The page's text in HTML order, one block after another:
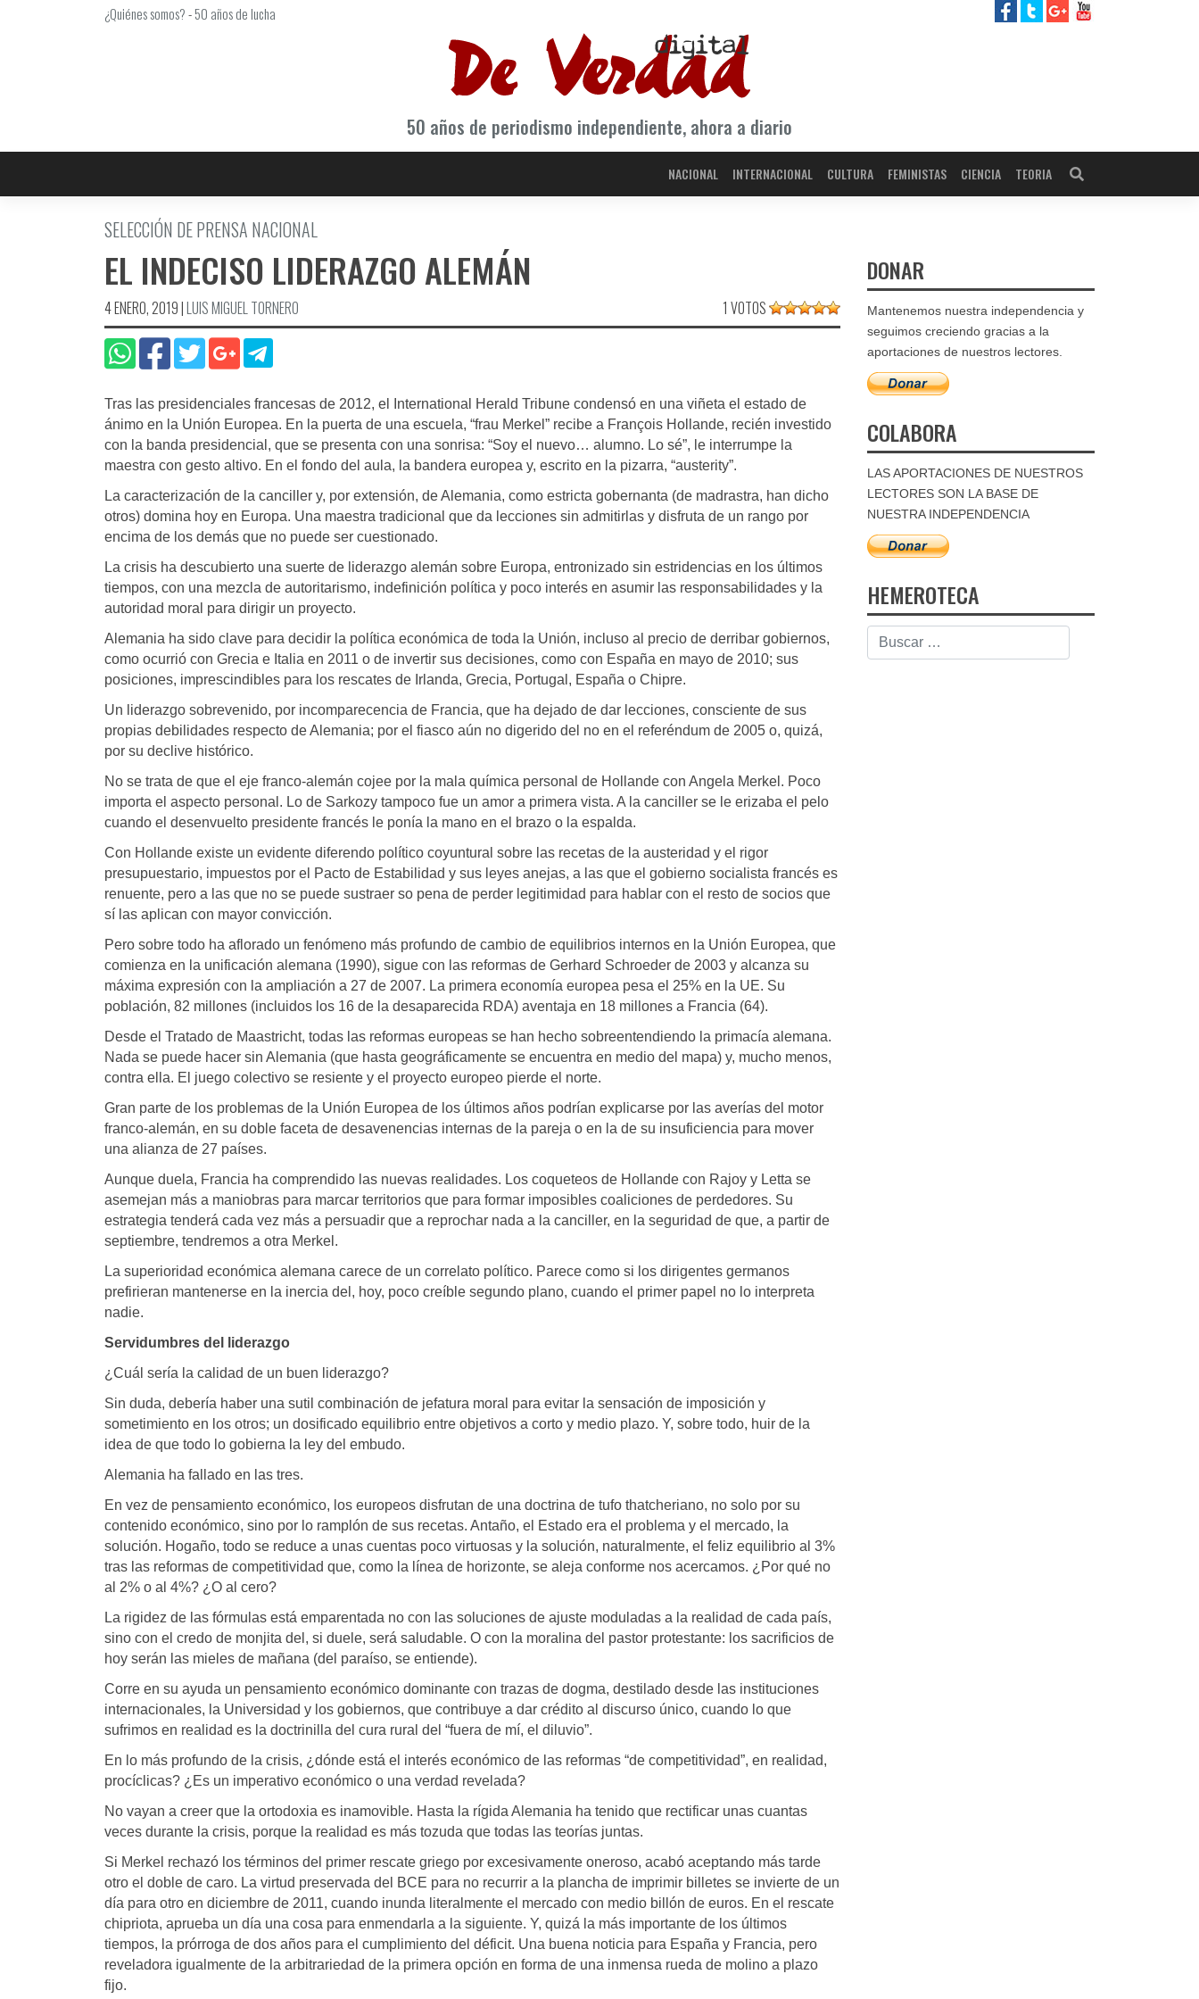
¿Quiénes somos?-50 años de lucha
50 años de periodismo independiente, ahora a diario
NACIONAL INTERNACIONAL CULTURA FEMINISTAS CIENCIA TEORIA
SELECCIÓN DE PRENSA NACIONAL
EL INDECISO LIDERAZGO ALEMÁN
4 ENERO, 2019|LUIS MIGUEL TORNERO 1 VOTOS
Tras las presidenciales francesas de 2012, el International Herald Tribune condensó en una viñeta el estado de
ánimo en la Unión Europea. En la puerta de una escuela, “frau Merkel” recibe a François Hollande, recién investido
con la banda presidencial, que se presenta con una sonrisa: “Soy el nuevo… alumno. Lo sé”, le interrumpe la
maestra con gesto altivo. En el fondo del aula, la bandera europea y, escrito en la pizarra, “austerity”.
La caracterización de la canciller y, por extensión, de Alemania, como estricta gobernanta (de madrastra, han dicho
otros) domina hoy en Europa. Una maestra tradicional que da lecciones sin admitirlas y disfruta de un rango por
encima de los demás que no puede ser cuestionado.
La crisis ha descubierto una suerte de liderazgo alemán sobre Europa, entronizado sin estridencias en los últimos
tiempos, con una mezcla de autoritarismo, indefinición política y poco interés en asumir las responsabilidades y la
autoridad moral para dirigir un proyecto.
Alemania ha sido clave para decidir la política económica de toda la Unión, incluso al precio de derribar gobiernos,
como ocurrió con Grecia e Italia en 2011 o de invertir sus decisiones, como con España en mayo de 2010; sus
posiciones, imprescindibles para los rescates de Irlanda, Grecia, Portugal, España o Chipre.
Un liderazgo sobrevenido, por incomparecencia de Francia, que ha dejado de dar lecciones, consciente de sus
propias debilidades respecto de Alemania; por el fiasco aún no digerido del no en el referéndum de 2005 o, quizá,
por su declive histórico.
No se trata de que el eje franco-alemán cojee por la mala química personal de Hollande con Angela Merkel. Poco
importa el aspecto personal. Lo de Sarkozy tampoco fue un amor a primera vista. A la canciller se le erizaba el pelo
cuando el desenvuelto presidente francés le ponía la mano en el brazo o la espalda.
Con Hollande existe un evidente diferendo político coyuntural sobre las recetas de la austeridad y el rigor
presupuestario, impuestos por el Pacto de Estabilidad y sus leyes anejas, a las que el gobierno socialista francés es
renuente, pero a las que no se puede sustraer so pena de perder legitimidad para hablar con el resto de socios que
sí las aplican con mayor convicción.
Pero sobre todo ha aflorado un fenómeno más profundo de cambio de equilibrios internos en la Unión Europea, que
comienza en la unificación alemana (1990), sigue con las reformas de Gerhard Schroeder de 2003 y alcanza su
máxima expresión con la ampliación a 27 de 2007. La primera economía europea pesa el 25% en la UE. Su
población, 82 millones (incluidos los 16 de la desaparecida RDA) aventaja en 18 millones a Francia (64).
Desde el Tratado de Maastricht, todas las reformas europeas se han hecho sobreentendiendo la primacía alemana.
Nada se puede hacer sin Alemania (que hasta geográficamente se encuentra en medio del mapa) y, mucho menos,
contra ella. El juego colectivo se resiente y el proyecto europeo pierde el norte.
Gran parte de los problemas de la Unión Europea de los últimos años podrían explicarse por las averías del motor
franco-alemán, en su doble faceta de desavenencias internas de la pareja o en la de su insuficiencia para mover
una alianza de 27 países.
Aunque duela, Francia ha comprendido las nuevas realidades. Los coqueteos de Hollande con Rajoy y Letta se
asemejan más a maniobras para marcar territorios que para formar imposibles coaliciones de perdedores. Su
estrategia tenderá cada vez más a persuadir que a reprochar nada a la canciller, en la seguridad de que, a partir de
septiembre, tendremos a otra Merkel.
La superioridad económica alemana carece de un correlato político. Parece como si los dirigentes germanos
prefirieran mantenerse en la inercia del, hoy, poco creíble segundo plano, cuando el primer papel no lo interpreta
nadie.
Servidumbres del liderazgo
¿Cuál sería la calidad de un buen liderazgo?
Sin duda, debería haber una sutil combinación de jefatura moral para evitar la sensación de imposición y
sometimiento en los otros; un dosificado equilibrio entre objetivos a corto y medio plazo. Y, sobre todo, huir de la
idea de que todo lo gobierna la ley del embudo.
Alemania ha fallado en las tres.
En vez de pensamiento económico, los europeos disfrutan de una doctrina de tufo thatcheriano, no solo por su
contenido económico, sino por lo ramplón de sus recetas. Antaño, el Estado era el problema y el mercado, la
solución. Hogaño, todo se reduce a unas cuentas poco virtuosas y la solución, naturalmente, el feliz equilibrio al 3%
tras las reformas de competitividad que, como la línea de horizonte, se aleja conforme nos acercamos. ¿Por qué no
al 2% o al 4%? ¿O al cero?
La rigidez de las fórmulas está emparentada no con las soluciones de ajuste moduladas a la realidad de cada país,
sino con el credo de monjita del, si duele, será saludable. O con la moralina del pastor protestante: los sacrificios de
hoy serán las mieles de mañana (del paraíso, se entiende).
Corre en su ayuda un pensamiento económico dominante con trazas de dogma, destilado desde las instituciones
internacionales, la Universidad y los gobiernos, que contribuye a dar crédito al discurso único, cuando lo que
sufrimos en realidad es la doctrinilla del cura rural del “fuera de mí, el diluvio”.
En lo más profundo de la crisis, ¿dónde está el interés económico de las reformas “de competitividad”, en realidad,
procíclicas? ¿Es un imperativo económico o una verdad revelada?
No vayan a creer que la ortodoxia es inamovible. Hasta la rígida Alemania ha tenido que rectificar unas cuantas
veces durante la crisis, porque la realidad es más tozuda que todas las teorías juntas.
Si Merkel rechazó los términos del primer rescate griego por excesivamente oneroso, acabó aceptando más tarde
otro el doble de caro. La virtud preservada del BCE para no recurrir a la plancha de imprimir billetes se invierte de un
día para otro en diciembre de 2011, cuando inunda literalmente el mercado con medio billón de euros. En el rescate
chipriota, aprueba un día una cosa para enmendarla a la siguiente. Y, quizá la más importante de los últimos
tiempos, la prórroga de dos años para el cumplimiento del déficit. Una buena noticia para España y Francia, pero
reveladora igualmente de la arbitrariedad de la primera opción en forma de una inmensa rueda de molino a plazo
fijo.
DONAR
Mantenemos nuestra independencia y
seguimos creciendo gracias a la
aportaciones de nuestros lectores.
COLABORA
LAS APORTACIONES DE NUESTROS
LECTORES SON LA BASE DE
NUESTRA INDEPENDENCIA
HEMEROTECA